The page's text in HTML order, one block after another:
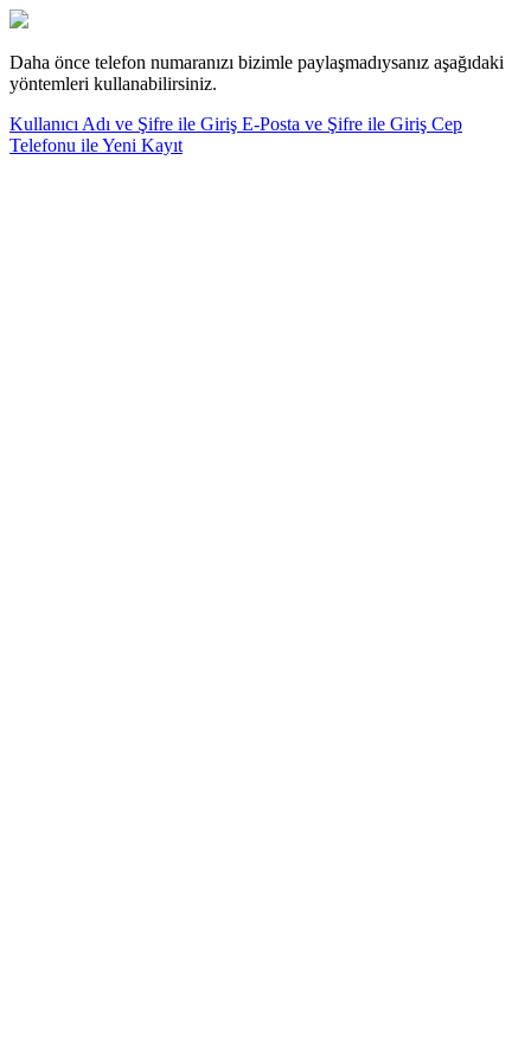
Daha önce telefon numaranızı bizimle paylaşmadıysanız aşağıdaki
yöntemleri kullanabilirsiniz.
Kullanıcı Adı ve Şifre ile Giriş E-Posta ve Şifre ile Giriş Cep
Telefonu ile Yeni Kayıt